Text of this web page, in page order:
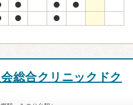
総合クリニックドク